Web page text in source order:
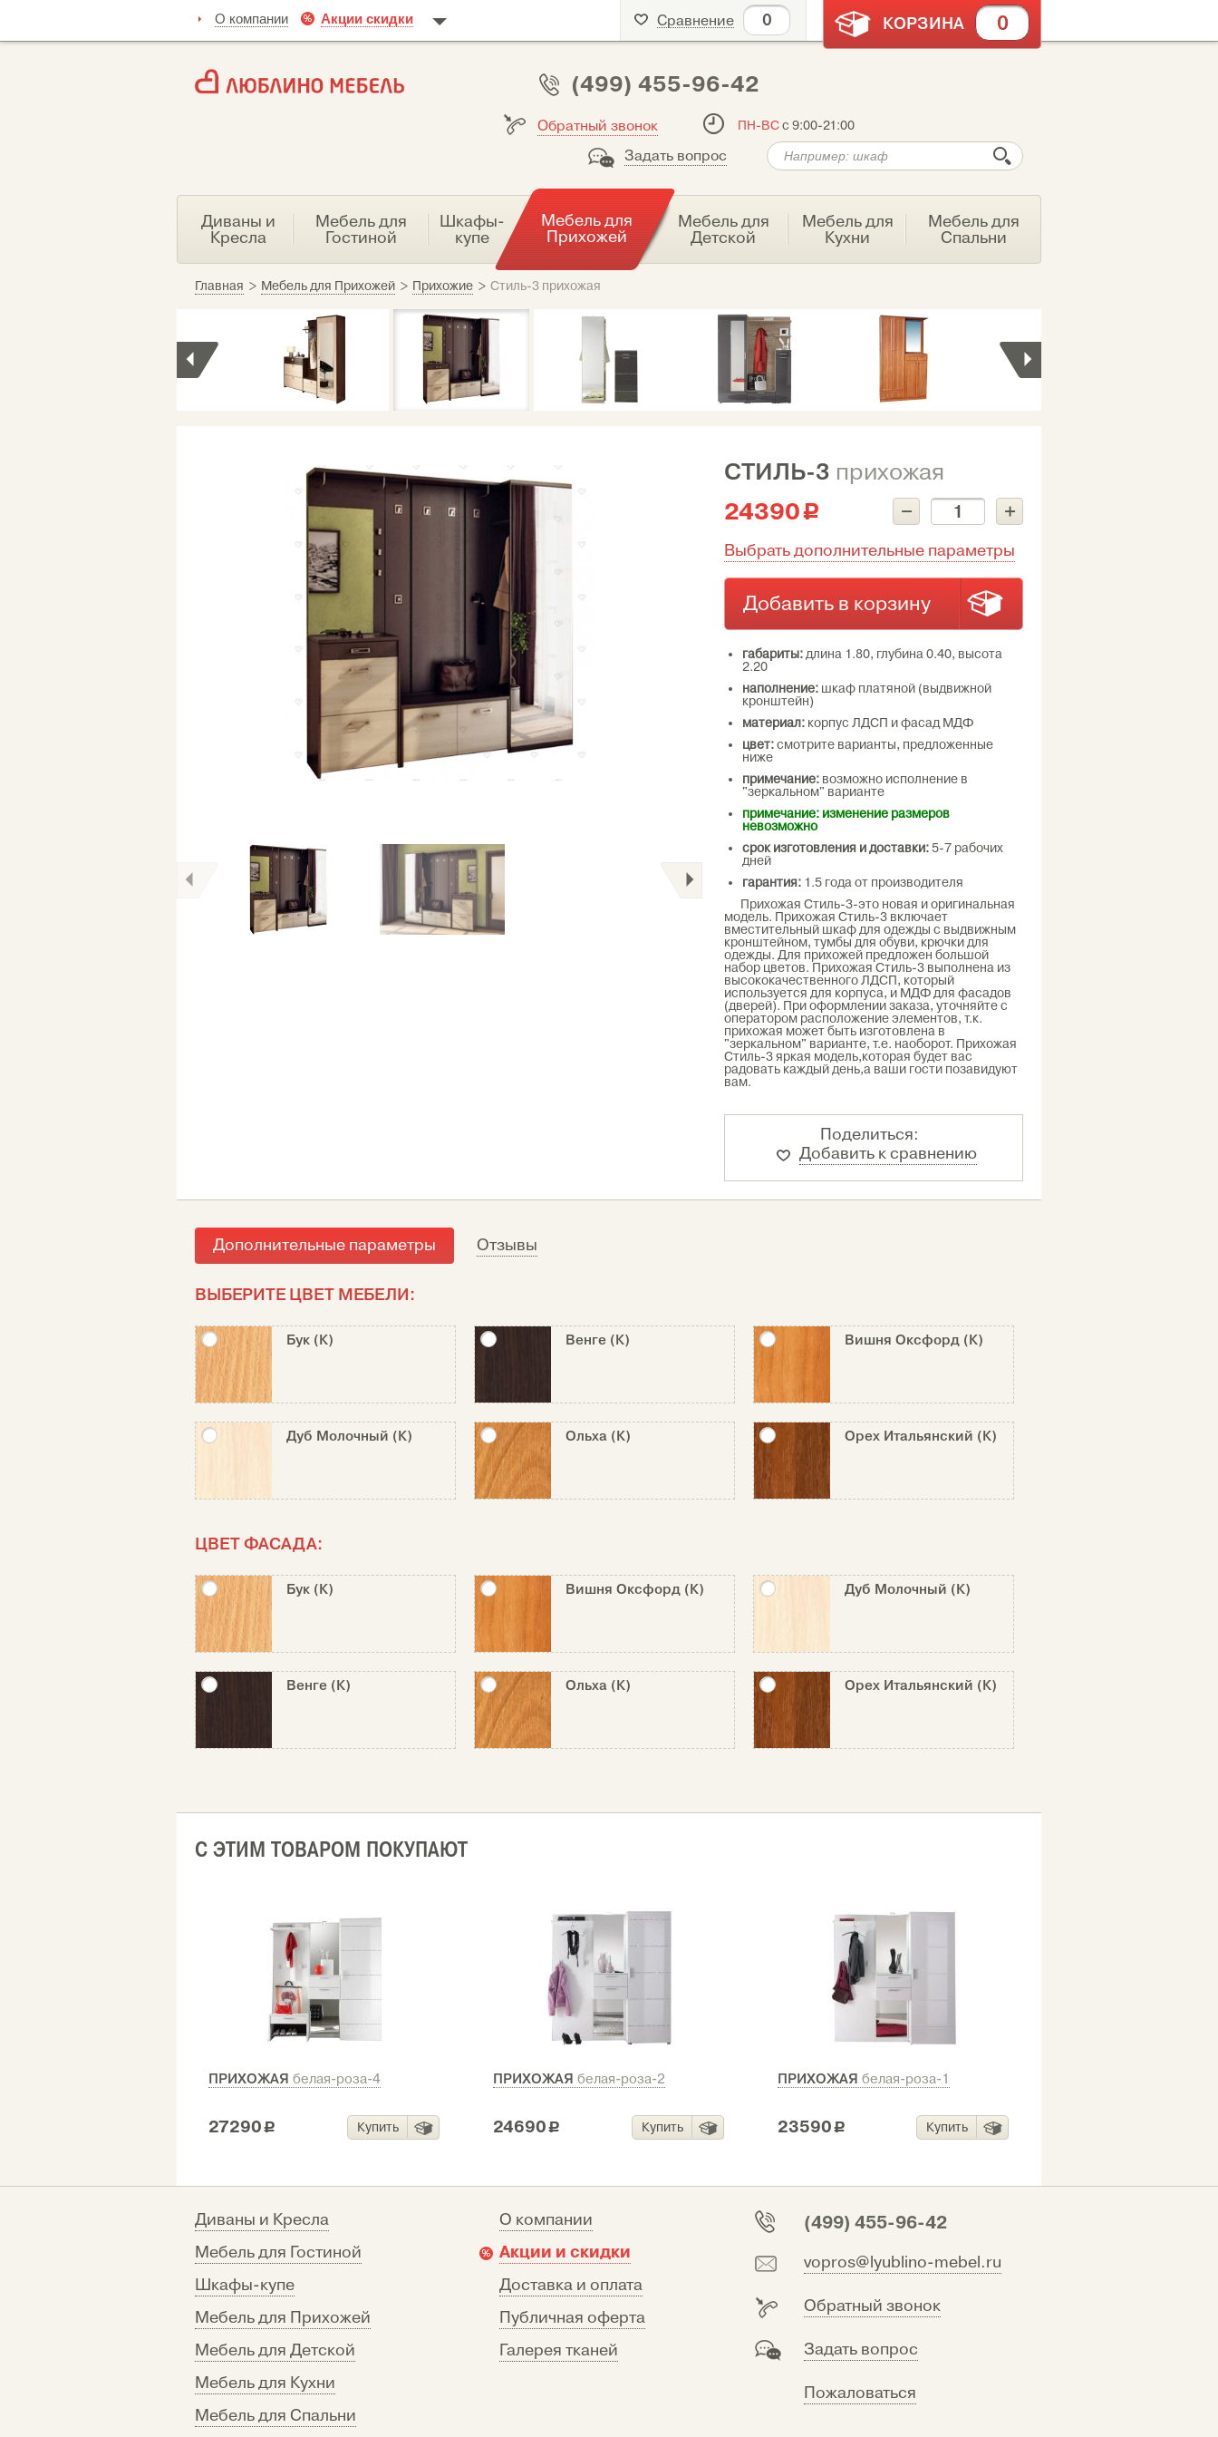
О компании Акции скидки Сравнение 0 КОРЗИНА 0
(499) 455-96-42
Обратный звонок ПН-ВСс 9:00-21:00
Задать вопрос
Диваны и
Кресла
Мебель для
Гостиной
Шкафы-
купе
Мебель для
Прихожей
Мебель для
Детской
Мебель для
Кухни
Мебель для
Спальни
Главная > Мебель для Прихожей > Прихожие > Стиль-3 прихожая
СТИЛЬ-3 прихожая
24390 c – +
Выбрать дополнительные параметры
Добавить в корзину
габариты:длина 1.80, глубина 0.40, высота
2.20
наполнение: шкаф платяной (выдвижной
кронштейн)
материал: корпус ЛДСП и фасад МДФ
цвет:смотрите варианты, предложенные
ниже
примечание: возможно исполнение в
"зеркальном" варианте
примечание: изменение размеров
невозможно
срок изготовления и доставки:5-7 рабочих
дней
гарантия: 1.5 года от производителя
Прихожая Стиль-3-это новая и оригинальная
модель. Прихожая Стиль-3 включает
вместительный шкаф для одежды с выдвижным
кронштейном, тумбы для обуви, крючки для
одежды. Для прихожей предложен большой
набор цветов. Прихожая Стиль-3 выполнена из
высококачественного ЛДСП, который
используется для корпуса, и МДФ для фасадов
(дверей). При оформлении заказа, уточняйте с
оператором расположение элементов, т.к.
прихожая может быть изготовлена в
"зеркальном" варианте, т.е. наоборот. Прихожая
Стиль-3 яркая модель,которая будет вас
радовать каждый день,а ваши гости позавидуют
вам.
Поделиться:
Добавить к сравнению
Дополнительные параметры Отзывы
ВЫБЕРИТЕ ЦВЕТ МЕБЕЛИ:
Бук (К) Венге (К) Вишня Оксфорд (К)
Дуб Молочный (К) Ольха (К) Орех Итальянский (К)
ЦВЕТ ФАСАДА:
Бук (К) Вишня Оксфорд (К) Дуб Молочный (К)
Венге (К) Ольха (К) Орех Итальянский (К)
С ЭТИМ ТОВАРОМ ПОКУПАЮТ
ПРИХОЖАЯ белая-роза-4
27290 c Купить
ПРИХОЖАЯ белая-роза-2
24690 c Купить
ПРИХОЖАЯ белая-роза-1
23590 c Купить
ПРИХОЖАЯбелая-роза-5
17290c
Диваны и Кресла
Мебель для Гостиной
Шкафы-купе
Мебель для Прихожей
Мебель для Детской
Мебель для Кухни
Мебель для Спальни
О компании
Акции и скидки
Доставка и оплата
Публичная оферта
Галерея тканей
(499) 455-96-42
vopros@lyublino-mebel.ru
Обратный звонок
Задать вопрос
Пожаловаться